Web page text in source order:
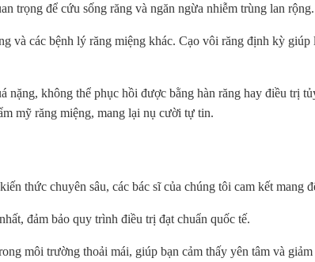
trọng để cứu sống răng và ngăn ngừa nhiễm trùng lan
và các bệnh lý răng miệng khác. Cạo vôi răng định kỳ
nặng, không thể phục hồi được bằng hàn răng hay điều trị
mỹ răng miệng, mang lại nụ cười tự tin.
thức chuyên sâu, các bác sĩ của chúng tôi cam kết mang
đảm bảo quy trình điều trị đạt chuẩn quốc tế.
môi trường thoải mái, giúp bạn cảm thấy yên tâm và